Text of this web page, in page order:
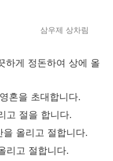
삼우제 상차림
하게 정돈하여 상에 올
혼을 초대합니다.
고 절을 합니다.
올리고 절합니다.
리고 절합니다.